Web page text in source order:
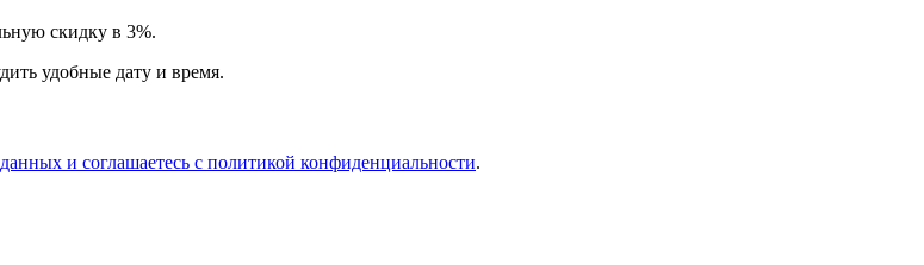
скидку в 3%.
удобные дату и время.
и соглашаетесь c политикой конфиденциальности.